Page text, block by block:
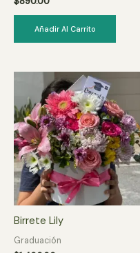
Añadir Al Carrito
Birrete Lily
Graduación